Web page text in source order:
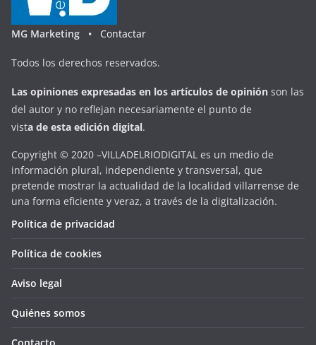
MG Marketing • Contactar
Todos los derechos reservados.
Las opiniones expresadas en los artículos de opinión son las
del autor y no reflejan necesariamente el punto de
vista de esta edición digital.
Copyright © 2020 –VILLADELRIODIGITAL es un medio de
información plural, independiente y transversal, que
pretende mostrar la actualidad de la localidad villarrense de
una forma eficiente y veraz, a través de la digitalización.
Política de privacidad
Política de cookies
Aviso legal
Quiénes somos